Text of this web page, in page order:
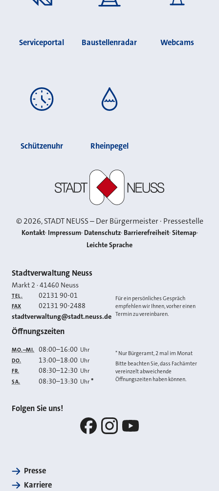
Serviceportal Baustellenradar Webcams
Schützenuhr Rheinpegel
©2026, STADT NEUSS – Der Bürgermeister · Pressestelle
Kontakt Impressum Datenschutz Barrierefreiheit Sitemap
Leichte Sprache
Kontakt
Stadtverwaltung Neuss
Markt 2 ·41460 Neuss
TEL. 02131 90-01
FAX 02131 90-2488
E-MAIL
stadtverwaltung@stadt.neuss.de
Für ein persönliches Gespräch
empfehlen wir Ihnen, vorher einen
Termin zu vereinbaren.
Öffnungszeiten
MO.–MI. 08:00–16:00 Uhr
DO. 13:00–18:00 Uhr
FR. 08:30–12:30 Uhr
SA. 08:30–13:30 Uhr *
* Nur Bürgeramt, 2 mal im Monat
Bitte beachten Sie, dass Fachämter
vereinzelt abweichende
Öffnungszeiten haben können.
Folgen Sie uns!
Presse
Karriere